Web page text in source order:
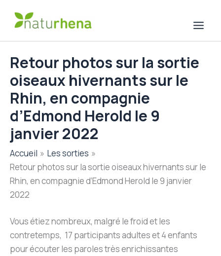
Retour photos sur la sortie
oiseaux hivernants sur le
Rhin, en compagnie
d’Edmond Herold le 9
janvier 2022
Accueil
Les sorties
Retour photos sur la sortie oiseaux hivernants sur le
Rhin, en compagnie d’Edmond Herold le 9 janvier
2022
Vous étiez nombreux, malgré le froid et les
contretemps, 17 participants adultes et 4 enfants
pour écouter les paroles très enrichissantes